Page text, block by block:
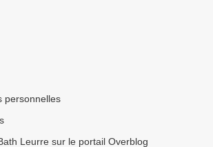
personnelles
Leurre sur le portail Overblog